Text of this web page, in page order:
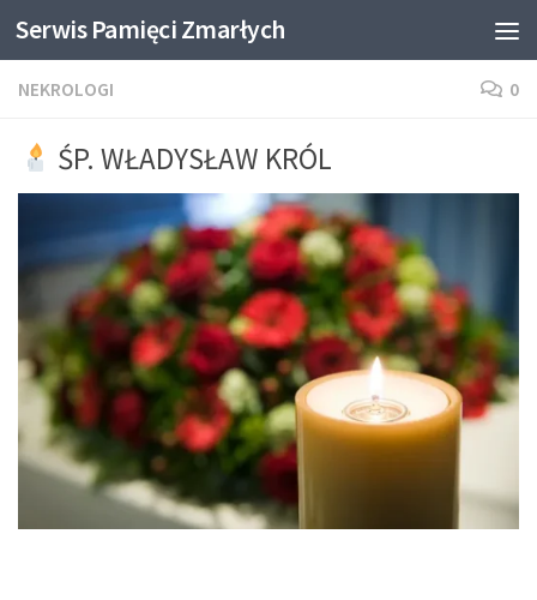
Skip to content
Serwis Pamięci Zmarłych
NEKROLOGI 0
ŚP. WŁADYSŁAW KRÓL